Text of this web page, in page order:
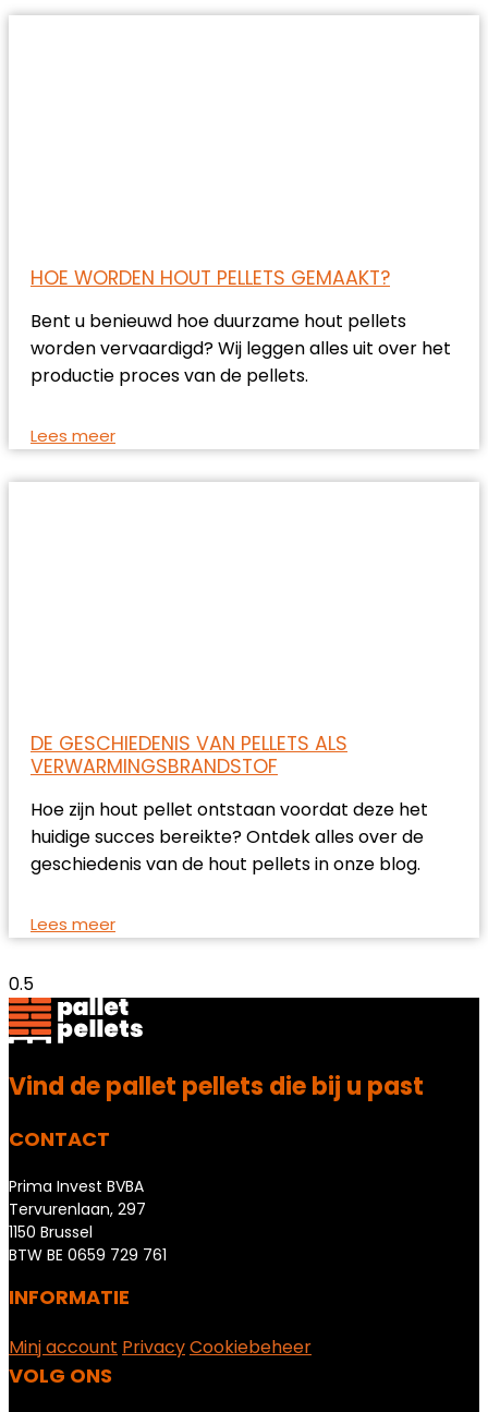
HOE WORDEN HOUT PELLETS GEMAAKT?
Bent u benieuwd hoe duurzame hout pellets
worden vervaardigd? Wij leggen alles uit over het
productie proces van de pellets.
Lees meer
DE GESCHIEDENIS VAN PELLETS ALS
VERWARMINGSBRANDSTOF
Hoe zijn hout pellet ontstaan voordat deze het
huidige succes bereikte? Ontdek alles over de
geschiedenis van de hout pellets in onze blog.
Lees meer
Vind de pallet pellets die bij u past
CONTACT
Prima Invest BVBA
Tervurenlaan, 297
1150 Brussel
BTW BE 0659 729 761
INFORMATIE
Minj account PrivacyCookiebeheer
VOLG ONS